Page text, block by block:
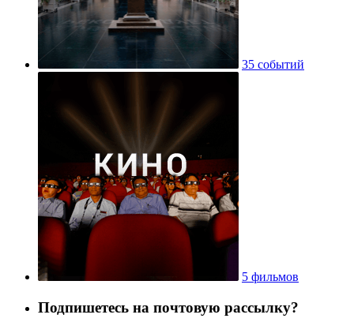
35 событий
5 фильмов
Подпишетесь на почтовую рассылку?